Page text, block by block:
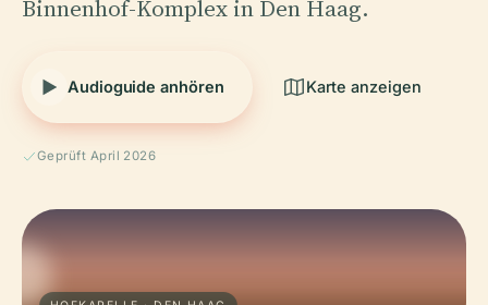
Binnenhof-Komplex in Den Haag.
Audioguide anhören Karte anzeigen
Geprüft April 2026